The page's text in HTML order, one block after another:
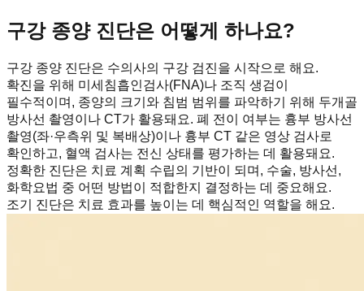
구강 종양 진단은 어떻게 하나요?
구강 종양 진단은 수의사의 구강 검진을 시작으로 해요.
확진을 위해 미세침흡인검사(FNA)나 조직 생검이
필수적이며, 종양의 크기와 침범 범위를 파악하기 위해 두개골
방사선 촬영이나 CT가 활용돼요. 폐 전이 여부는 흉부 방사선
촬영(좌·우측위 및 복배상)이나 흉부 CT 같은 영상 검사로
확인하고, 혈액 검사는 전신 상태를 평가하는 데 활용돼요.
정확한 진단은 치료 계획 수립의 기반이 되며, 수술, 방사선,
화학요법 중 어떤 방법이 적합한지 결정하는 데 중요해요.
조기 진단은 치료 효과를 높이는 데 핵심적인 역할을 해요.